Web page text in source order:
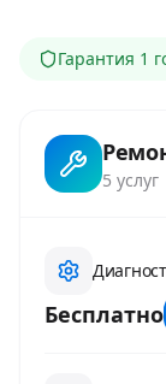
Гарантия 1
5 услуг
Бесплатно